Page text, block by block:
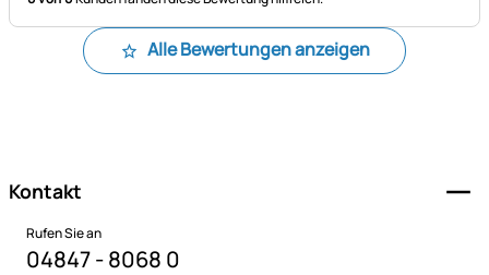
Alle Bewertungen anzeigen
Kontakt
Rufen Sie an
04847 - 8068 0